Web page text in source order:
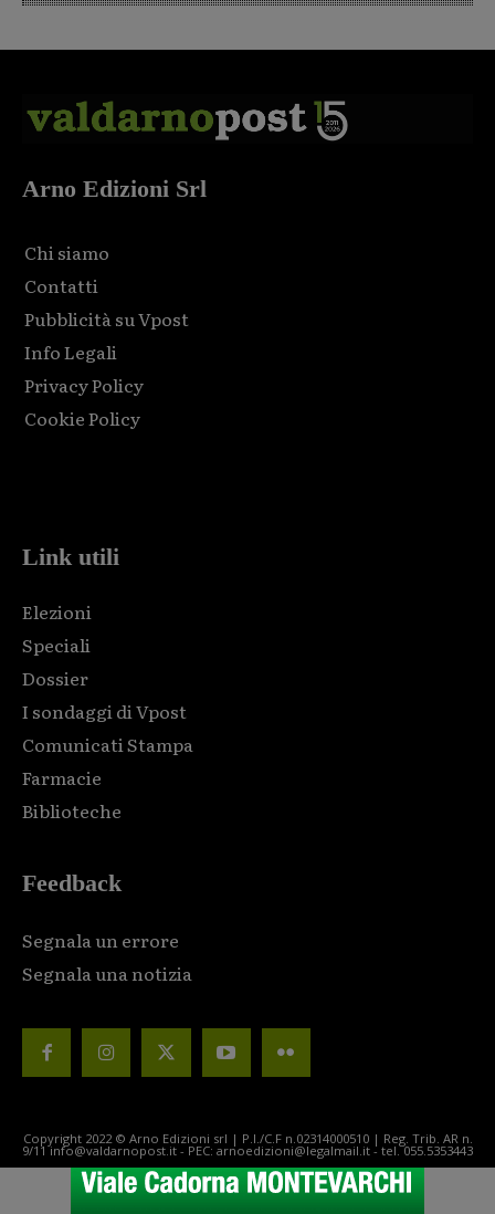
Arno Edizioni Srl
Chi siamo
Contatti
Pubblicità su Vpost
Info Legali
Privacy Policy
Cookie Policy
Link utili
Elezioni
Speciali
Dossier
I sondaggi di Vpost
Comunicati Stampa
Farmacie
Biblioteche
Feedback
Segnala un errore
Segnala una notizia
Copyright 2022 © Arno Edizioni srl | P.I./C.F n.02314000510 | Reg. Trib. AR n.
9/11 info@valdarnopost.it - PEC: arnoedizioni@legalmail.it - tel. 055.5353443